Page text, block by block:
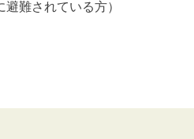
難されている方）